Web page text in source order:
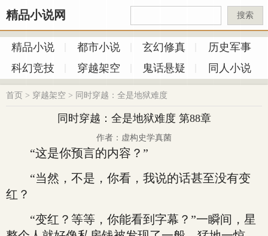
精品小说网 搜索
精品小说 都市小说 玄幻修真
历史军事
科幻竞技
穿越架空 鬼话悬疑 同人小说
首页 > 穿越架空 > 同时穿越：全是地狱难度
同时穿越：全是地狱难度 第88章
作者：虚构史学真菌
“这是你预言的内容？”
“当然，不是，你看，我说的话甚至没有变
红？
“变红？等等，你能看到字幕？”一瞬间，星